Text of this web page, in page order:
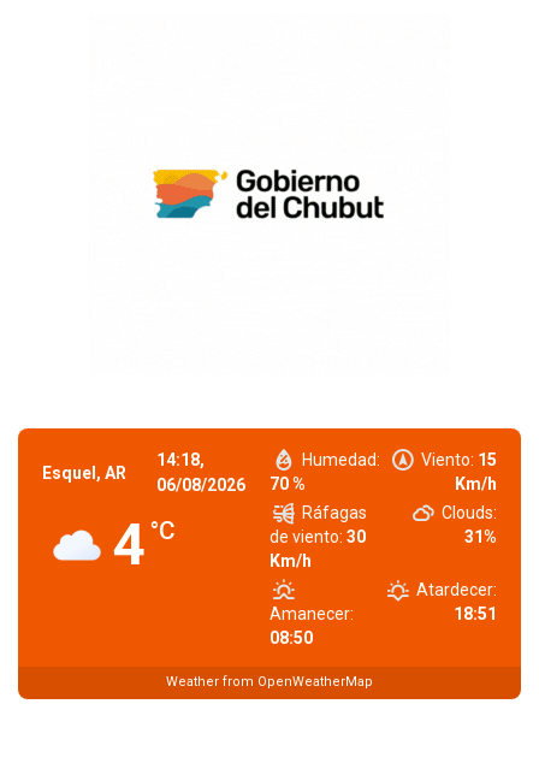
Esquel, AR
14:18,
06/08/2026
4 °C
Humedad:
70 %
Viento: 15
Km/h
Ráfagas
de viento: 30
Km/h
Clouds:
31%
Amanecer:
08:50
Atardecer:
18:51
Weather from OpenWeatherMap